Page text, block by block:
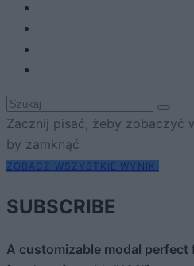
Zacznij pisać, żeby zobaczyć
by zamknąć
ZOBACZ WSZYSTKIE WYNIKI
SUBSCRIBE
A customizable modal perfect